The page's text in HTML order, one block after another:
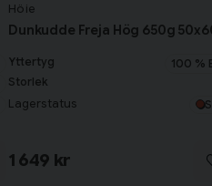
Höie
Dunkudde Freja Hög 650g
Yttertyg
100 %
Storlek
Lagerstatus
1 649 kr